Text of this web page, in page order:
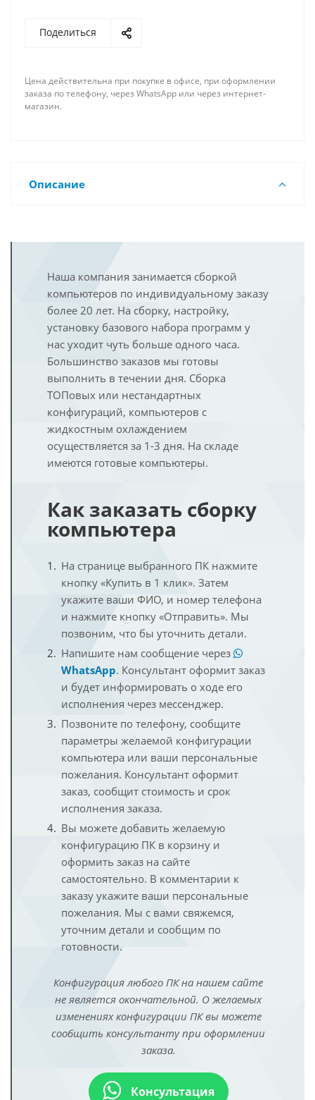
Поделиться
Цена действительна при покупке в офисе, при оформлении
заказа по телефону, через WhatsApp или через интернет-
магазин.
Описание
Наша компания занимается сборкой
компьютеров по индивидуальному заказу
более 20 лет. На сборку, настройку,
установку базового набора программ у
нас уходит чуть больше одного часа.
Большинство заказов мы готовы
выполнить в течении дня. Сборка
ТОПовых или нестандартных
конфигураций, компьютеров с
жидкостным охлаждением
осуществляется за 1-3 дня. На складе
имеются готовые компьютеры.
Как заказать сборку
компьютера
На странице выбранного ПК нажмите
кнопку «Купить в 1 клик». Затем
укажите ваши ФИО, и номер телефона
и нажмите кнопку «Отправить». Мы
позвоним, что бы уточнить детали.
Напишите нам сообщение через
WhatsApp. Консультант оформит заказ
и будет информировать о ходе его
исполнения через мессенджер.
Позвоните по телефону, сообщите
параметры желаемой конфигурации
компьютера или ваши персональные
пожелания. Консультант оформит
заказ, сообщит стоимость и срок
исполнения заказа.
Вы можете добавить желаемую
конфигурацию ПК в корзину и
оформить заказ на сайте
самостоятельно. В комментарии к
заказу укажите ваши персональные
пожелания. Мы с вами свяжемся,
уточним детали и сообщим по
готовности.
Конфигурация любого ПК на нашем сайте
не является окончательной. О желаемых
изменениях конфигурации ПК вы можете
сообщить консультанту при оформлении
заказа.
Консультация